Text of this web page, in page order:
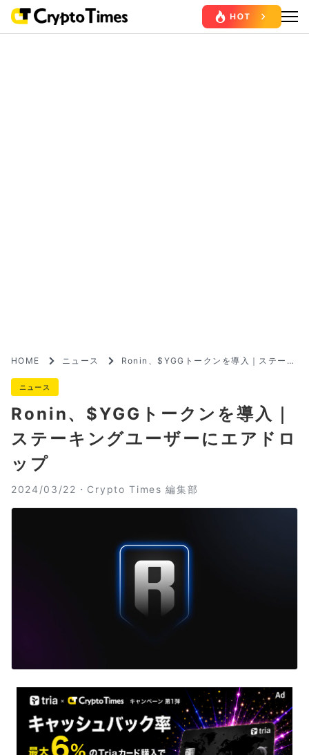
HOME ニュース
Ronin、$YGGトークンを導入｜ステーキ
ニュース
Ronin、$YGGトークンを導入｜
ステーキングユーザーにエアドロ
ップ
2024/03/22・ Crypto Times 編集部